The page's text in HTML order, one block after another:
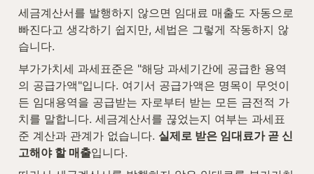
세금계산서를 발행하지 않으면 임대료 매출도 자동으로
빠진다고 생각하기 쉽지만, 세법은 그렇게 작동하지 않
습니다.
부가가치세 과세표준은 "해당 과세기간에 공급한 용역
의 공급가액"입니다. 여기서 공급가액은 명목이 무엇이
든 임대용역을 공급받는 자로부터 받는 모든 금전적 가
치를 말합니다. 세금계산서를 끊었는지 여부는 과세표
준 계산과 관계가 없습니다. 실제로 받은 임대료가 곧 신
고해야 할 매출입니다.